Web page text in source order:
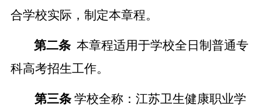
合学校实际，制定本章程。
第二条 本章程适用于学校全日制普通专
科高考招生工作。
第三条 学校全称：江苏卫生健康职业学